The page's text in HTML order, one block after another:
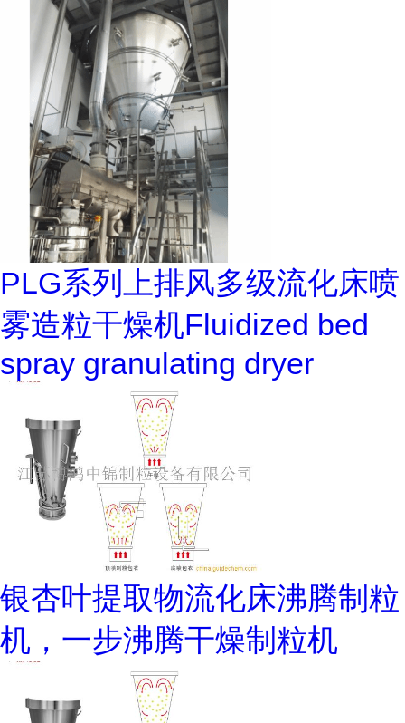
PLG系列上排风多级流化床喷
雾造粒干燥机Fluidized bed
spray granulating dryer
银杏叶提取物流化床沸腾制粒
机，一步沸腾干燥制粒机